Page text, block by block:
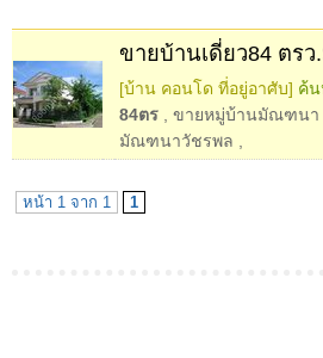
ขายบ้านเดี่ยว84 ตร
[บ้าน คอนโด ที่อยู่อาศับ] ค้น
84ตร
ขายหมู่บ้านมัณฑนา
มัณฑนาวัชรพล
หน้า 1 จาก 1 1